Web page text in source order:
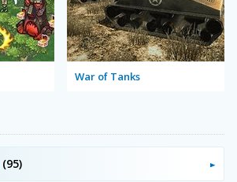
War of Tanks
(95)